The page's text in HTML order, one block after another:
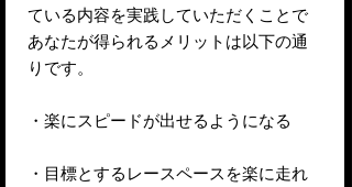
ている内容を実践していただくことで
あなたが得られるメリットは以下の通
りです。
・楽にスピードが出せるようになる
・目標とするレースペースを楽に走れ